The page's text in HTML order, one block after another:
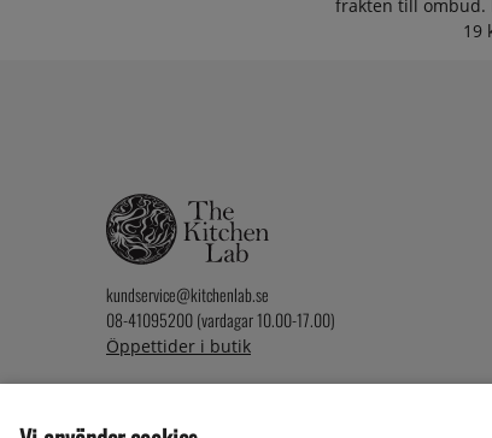
frakten till ombud.
19
kundservice@kitchenlab.se
08-41095200 (vardagar 10.00-17.00)
Öppettider i butik